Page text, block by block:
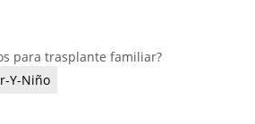
para trasplante familiar?
Y-Niño